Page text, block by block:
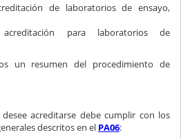
de laboratorios de ensayo,
para laboratorios de
un resumen del procedimiento de
acreditarse debe cumplir con los
descritos en el PA06: